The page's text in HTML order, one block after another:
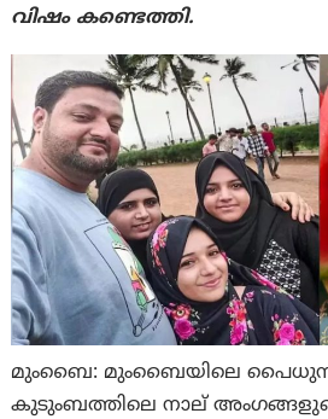
വിഷം കണ്ടെത്തി.
മുംബൈ: മുംബൈയിലെ പൈധുനി
കുടുംബത്തിലെ നാല്